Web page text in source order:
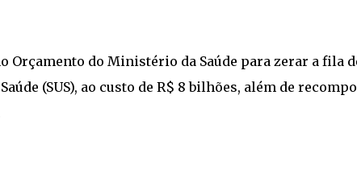
Orçamento do Ministério da Saúde para zerar a fila
(SUS), ao custo de R$ 8 bilhões, além de